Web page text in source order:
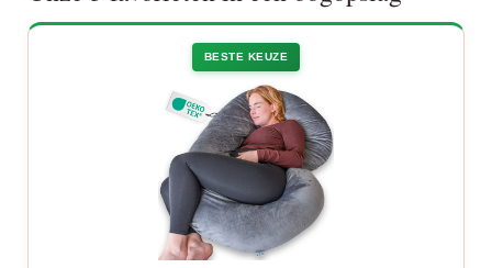
BESTE KEUZE